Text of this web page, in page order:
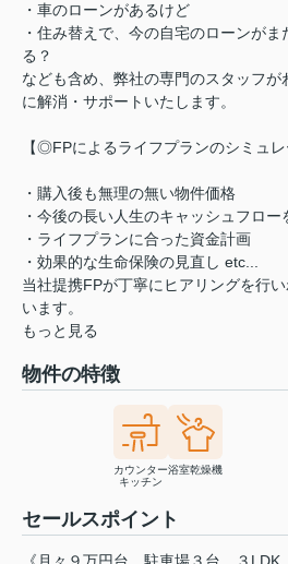
・車のローンがあるけど
・住み替えで、今の自宅のローンが
る？
なども含め、弊社の専門のスタッフ
に解消・サポートいたします。
【◎FPによるライフプランのシミュレ
・購入後も無理の無い物件価格
・今後の長い人生のキャッシュフロ
・ライフプランに合った資金計画
・効果的な生命保険の見直し etc...
当社提携FPが丁寧にヒアリングを行
います。
もっと見る
物件の特徴
カウンター
キッチン
浴室乾燥機
セールスポイント